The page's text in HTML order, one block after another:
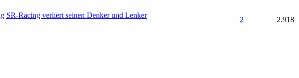
SR-Racing verliert seinen Denker und Lenker
2 2.918